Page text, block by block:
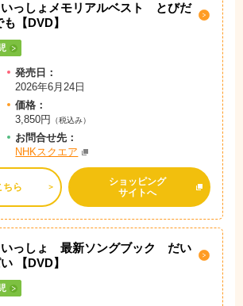
いっしょメモリアルベスト とびだ
【DVD】
発売日：
2026年6月24日
価格：
3,850円
（税込み）
お問合せ先：
NHKスクエア
ちら
ショッピング
サイトへ
っしょ 最新ソングブック
だい
【DVD】